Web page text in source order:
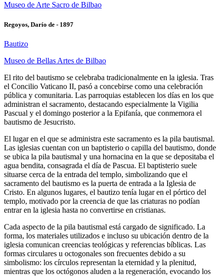
Museo de Arte Sacro de Bilbao
Regoyos, Darío de - 1897
Bautizo
Museo de Bellas Artes de Bilbao
El rito del bautismo se celebraba tradicionalmente en la iglesia. Tras
el Concilio Vaticano II, pasó a concebirse como una celebración
pública y comunitaria. Las parroquias establecen los días en los que
administran el sacramento, destacando especialmente la Vigilia
Pascual y el domingo posterior a la Epifanía, que conmemora el
bautismo de Jesucristo.
El lugar en el que se administra este sacramento es la pila bautismal.
Las iglesias cuentan con un baptisterio o capilla del bautismo, donde
se ubica la pila bautismal y una hornacina en la que se depositaba el
agua bendita, consagrada el día de Pascua. El baptisterio suele
situarse cerca de la entrada del templo, simbolizando que el
sacramento del bautismo es la puerta de entrada a la Iglesia de
Cristo. En algunos lugares, el bautizo tenía lugar en el pórtico del
templo, motivado por la creencia de que las criaturas no podían
entrar en la iglesia hasta no convertirse en cristianas.
Cada aspecto de la pila bautismal está cargado de significado. La
forma, los materiales utilizados e incluso su ubicación dentro de la
iglesia comunican creencias teológicas y referencias bíblicas. Las
formas circulares u octogonales son frecuentes debido a su
simbolismo: los círculos representan la eternidad y la plenitud,
mientras que los octógonos aluden a la regeneración, evocando los